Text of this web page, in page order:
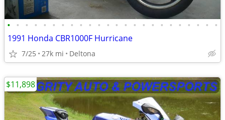
• • • • • • • • • • • • • • • • • • • • • • • •
1991 Honda CBR1000F Hurricane
7/25 27k mi Deltona
$11,898